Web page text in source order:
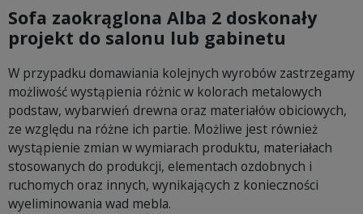
Sofa zaokrąglona Alba 2 doskonały
projekt do salonu lub gabinetu
W przypadku domawiania kolejnych wyrobów zastrzegamy
możliwość wystąpienia różnic w kolorach metalowych
podstaw, wybarwień drewna oraz materiałów obiciowych,
ze względu na różne ich partie. Możliwe jest również
wystąpienie zmian w wymiarach produktu, materiałach
stosowanych do produkcji, elementach ozdobnych i
ruchomych oraz innych, wynikających z konieczności
wyeliminowania wad mebla.